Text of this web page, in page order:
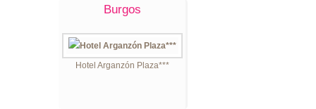
Burgos
Hotel Arganzón Plaza***